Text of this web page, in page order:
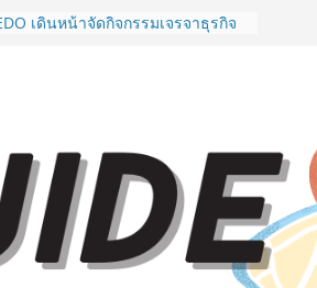
เดินหน้าจัดกิจกรรมเจรจาธุรกิจ
ณฑ์ครบวงจร ขอเชิญเลือกซื้อมาลัย
ละของขวัญต้อนรับวันแม่ เปิดให้
ริการทุกวันตลอด 24 ชั่วโมง
Yinghao School เผยวิสัย
การศึกษาที่พร้อมรับอนาคต “เราไม่
ตรียมนักเรียนเพียงเพื่อก้าวเข้าสู่